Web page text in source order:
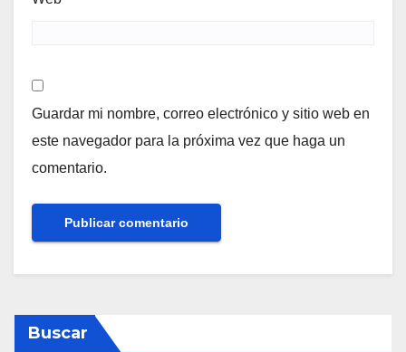
Guardar mi nombre, correo electrónico y sitio web en
este navegador para la próxima vez que haga un
comentario.
Buscar